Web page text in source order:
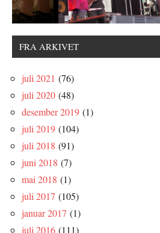
FRA ARKIVET
juli 2021 (76)
juli 2020 (48)
desember 2019 (1)
juli 2019 (104)
juli 2018 (91)
juni 2018 (7)
mai 2018 (1)
juli 2017 (105)
januar 2017 (1)
juli 2016 (111)